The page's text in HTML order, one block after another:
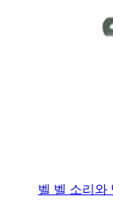
벨 벨 소리와